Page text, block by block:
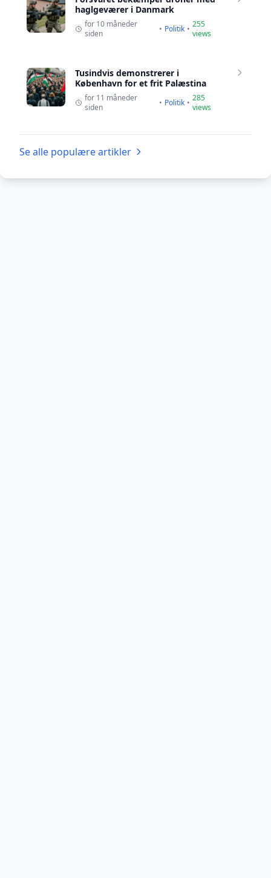
haglgeværer i Danmark
for 10 måneder
siden
• Politik • 255
views
Tusindvis demonstrerer i
København for et frit Palæstina
for 11 måneder
siden
• Politik • 285
views
Se alle populære artikler